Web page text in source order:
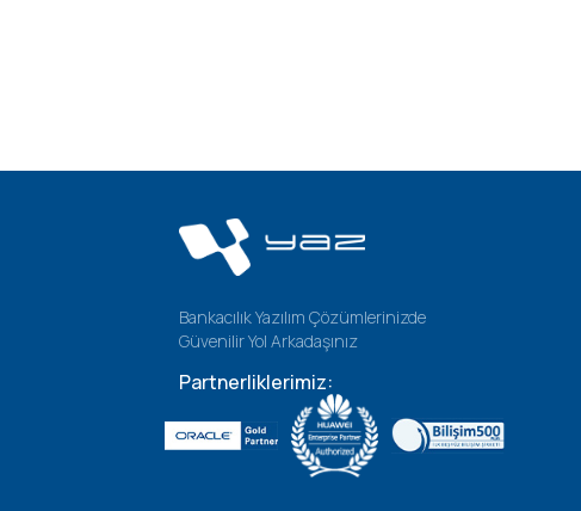
Bankacılık Yazılım Çözümlerinizde
Güvenilir Yol Arkadaşınız
Partnerliklerimiz: